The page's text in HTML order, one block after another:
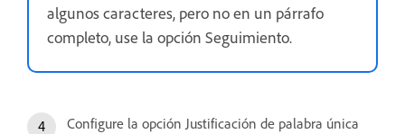
algunos caracteres, pero no en un párrafo
completo, use la opción Seguimiento.
Configure la opción Justificación de palabra única